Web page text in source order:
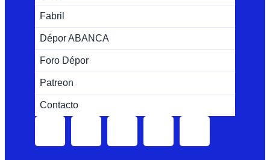
Fabril
Dépor ABANCA
Foro Dépor
Patreon
Contacto